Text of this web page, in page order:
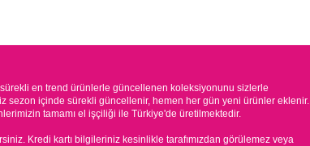
en trend ürünlerle güncellenen koleksiyonunu sizlerle
sezon içinde sürekli güncellenir, hemen her gün yeni ürünler eklenir.
tamamı el işçiliği ile Türkiye'de üretilmektedir.
Kredi kartı bilgileriniz kesinlikle tarafımızdan görülemez veya